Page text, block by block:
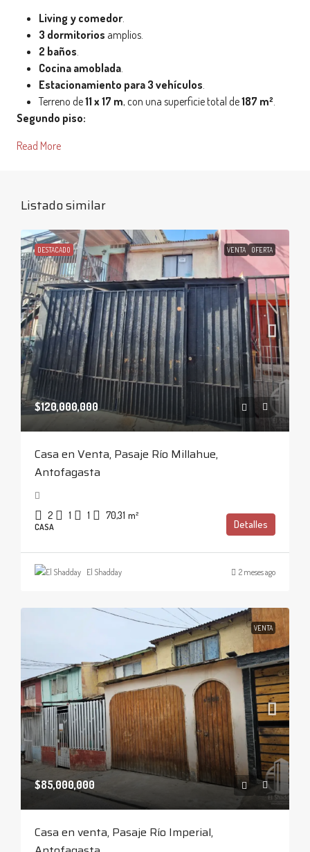
Living y comedor.
3 dormitorios amplios.
2 baños.
Cocina amoblada.
Estacionamiento para 3 vehículos.
Terreno de11 x 17 m, con una superficie total de187 m².
Segundo piso:
Read More
Listado similar
DESTACADO VENTA OFERTA
$120,000,000
Casa en Venta, Pasaje Río Millahue,
Antofagasta
2 1 1 70,31 m²
CASA Detalles
El Shadday 2 meses ago
VENTA
$85,000,000
Casa en venta, Pasaje Río Imperial,